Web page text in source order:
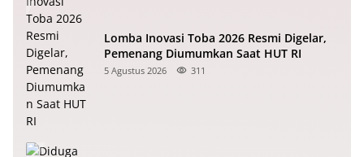
Lomba Inovasi Toba 2026 Resmi Digelar,
Pemenang Diumumkan Saat HUT RI
5 Agustus 2026 311